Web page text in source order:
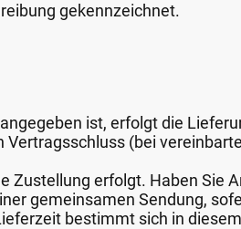
gekennzeichnet.
ist, erfolgt die
(bei
Zustellung erfolgt. Haben Sie
gemeinsamen Sendung,
bestimmt sich in